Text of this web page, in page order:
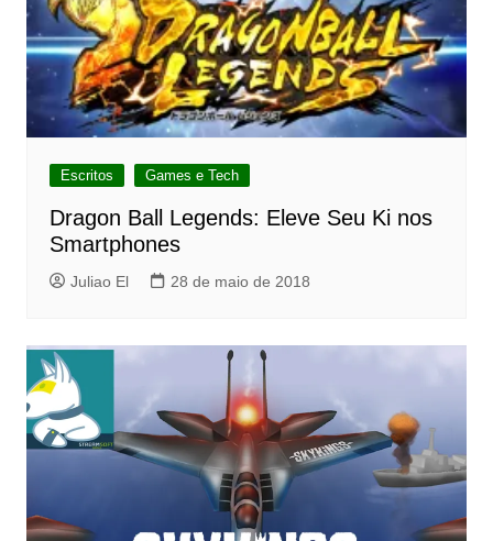
Escritos Games e Tech
Dragon Ball Legends: Eleve Seu Ki nos
Smartphones
Juliao El 28 de maio de 2018